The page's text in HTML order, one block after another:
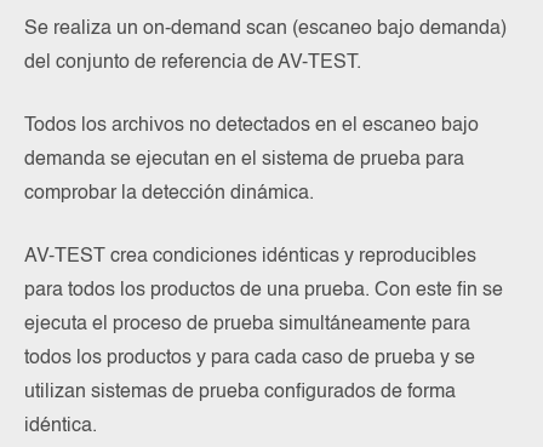
Se realiza un on-demand scan (escaneo bajo demanda)
del conjunto de referencia de AV-TEST.
Todos los archivos no detectados en el escaneo bajo
demanda se ejecutan en el sistema de prueba para
comprobar la detección dinámica.
AV-TEST crea condiciones idénticas y reproducibles
para todos los productos de una prueba. Con este fin se
ejecuta el proceso de prueba simultáneamente para
todos los productos y para cada caso de prueba y se
utilizan sistemas de prueba configurados de forma
idéntica.